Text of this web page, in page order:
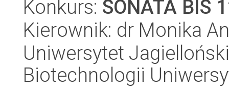
Konkurs: SONATA BIS
Kierownik: dr Monika
Uniwersytet
Biotechnologii